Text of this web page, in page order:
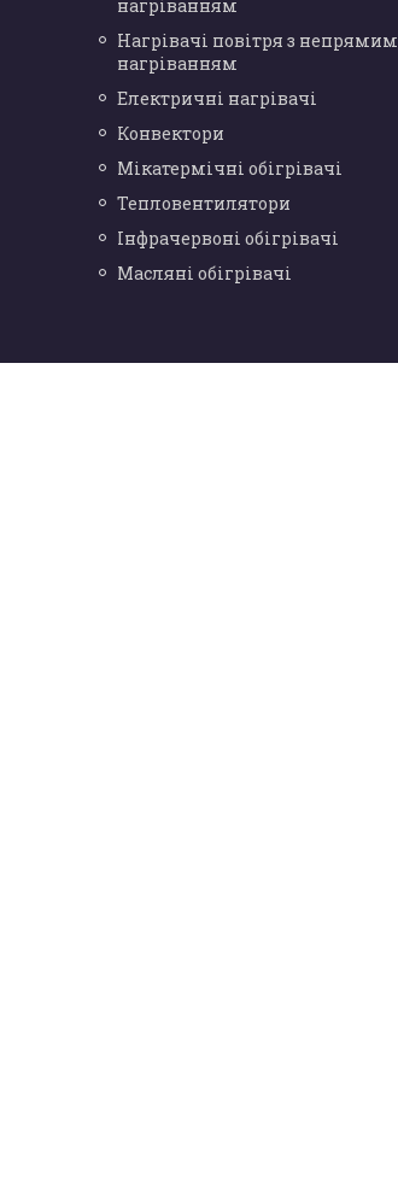
нагріванням
Нагрівачі повітря з непрямим
нагріванням
Електричні нагрівачі
Конвектори
Мікатермічні обігрівачі
Тепловентилятори
Інфрачервоні обігрівачі
Масляні обігрівачі